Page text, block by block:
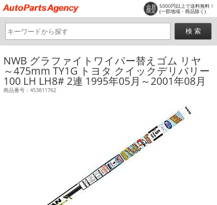
会員
限定
5000円以上で送料無料！
(一部地域・商品除く)
NWB グラファイトワイパー替えゴム リヤ
～475mm TY1G トヨタ クイックデリバリー
100 LH LH8# 2連 1995年05月～2001年08月
商品番号：453811762